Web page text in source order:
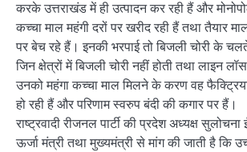
करके उत्तराखंड में ही उत्पादन कर रही हैं और
कच्चा माल महंगी दरों पर खरीद रही हैं तथा तैयार
पर बेच रहे हैं। इनकी भरपाई तो बिजली चोरी के
जिन क्षेत्रों में बिजली चोरी नहीं होती तथा लाइन
उनको महंगा कच्चा माल मिलने के करण वह फैक्ट्रियां
हो रही हैं और परिणाम स्वरुप बंदी की कगार पर हैं।
राष्ट्रवादी रीजनल पार्टी की प्रदेश अध्यक्ष
ऊर्जा मंत्री तथा मुख्यमंत्री से मांग की जाती है कि